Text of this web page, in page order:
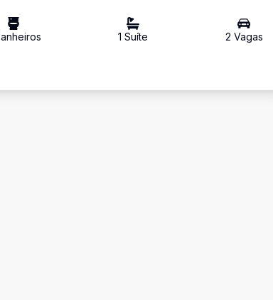
s 1 Suíte 2 Vagas